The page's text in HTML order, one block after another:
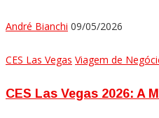
André Bianchi 09/05/2026
CES Las Vegas Viagem de
CES Las Vegas 2026: A